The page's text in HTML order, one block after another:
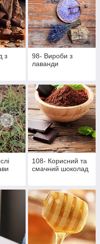
з
98- Вироби з
лаванди
108- Корисний та
смачний шоколад